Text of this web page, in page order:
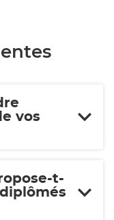
vos
t-